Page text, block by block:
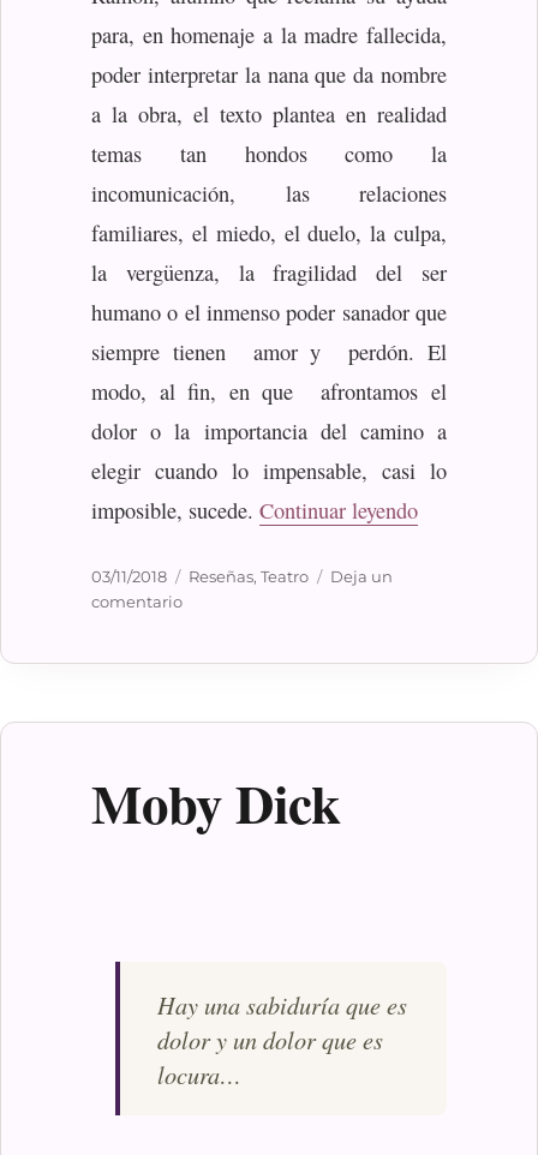
para, en homenaje a la madre fallecida,
poder interpretar la nana que da nombre
a la obra, el texto plantea en realidad
temas tan hondos como la
incomunicación, las relaciones
familiares, el miedo, el duelo, la culpa,
la vergüenza, la fragilidad del ser
humano o el inmenso poder sanador que
siempre tienen amor y perdón. El
modo, al fin, en que afrontamos el
dolor o la importancia del camino a
elegir cuando lo impensable, casi lo
imposible, sucede. Continuar leyendo«La
Publicado
el
03/11/2018 Categorías
Reseñas, Teatro
Deja un
comentarioen
Moby Dick
Hay una sabiduría que es
dolor y un dolor que es
locura…